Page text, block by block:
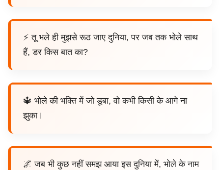
⚡ तू भले ही मुझसे रूठ जाए दुनिया, पर जब तक भोले साथ
हैं, डर किस बात का?
🔱 भोले की भक्ति में जो डूबा, वो कभी किसी के आगे ना
झुका।
🌌 जब भी कुछ नहीं समझ आया इस दुनिया में, भोले के नाम